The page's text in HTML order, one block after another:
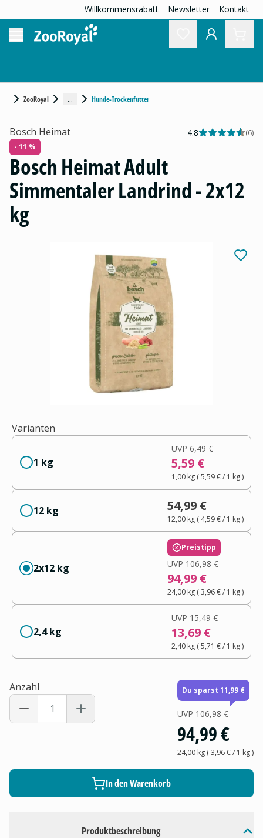
Willkommensrabatt Newsletter Kontakt
ZooRoyal ... Hunde-Trockenfutter
Produktbeschreibung
Bosch Heimat 4.8 (6)
- 11 %
Bosch Heimat Adult
Simmentaler Landrind - 2x12
kg
Varianten
1 kg
UVP 6,49 €
5,59 €
1,00 kg(5,59 €/ 1 kg)
12 kg 54,99 €
12,00 kg( 4,59 €/ 1 kg)
2x12 kg
Preistipp
UVP 106,98 €
94,99 €
24,00 kg(3,96 €/ 1 kg)
2,4 kg
UVP 15,49 €
13,69 €
2,40 kg(5,71 €/ 1 kg)
Anzahl Du sparst 11,99 €
UVP 106,98 €
94,99 €
24,00 kg(3,96 €/ 1 kg)
In den Warenkorb